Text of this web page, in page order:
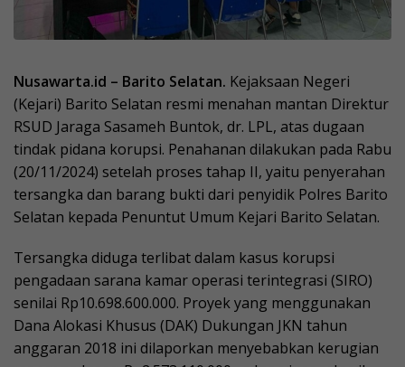
Nusawarta.id – Barito Selatan. Kejaksaan Negeri
(Kejari) Barito Selatan resmi menahan mantan Direktur
RSUD Jaraga Sasameh Buntok, dr. LPL, atas dugaan
tindak pidana korupsi. Penahanan dilakukan pada Rabu
(20/11/2024) setelah proses tahap II, yaitu penyerahan
tersangka dan barang bukti dari penyidik Polres Barito
Selatan kepada Penuntut Umum Kejari Barito Selatan.
Tersangka diduga terlibat dalam kasus korupsi
pengadaan sarana kamar operasi terintegrasi (SIRO)
senilai Rp10.698.600.000. Proyek yang menggunakan
Dana Alokasi Khusus (DAK) Dukungan JKN tahun
anggaran 2018 ini dilaporkan menyebabkan kerugian